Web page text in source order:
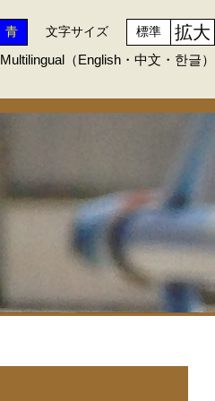
青 文字サイズ 標準 拡大
Multilingual（English・中文・한글）